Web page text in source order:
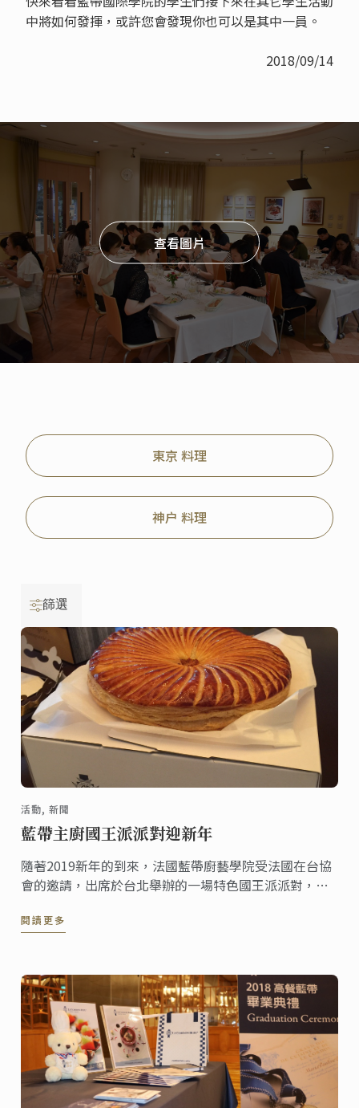
中將如何發揮，或許您會發現你也可以是其中一員。
2018/09/14
查看圖片
東京 料理
神户 料理
篩選
活動, 新聞
藍帶主廚國王派派對迎新年
隨著2019新年的到來，法國藍帶廚藝學院受法國在台協
會的邀請，出席於台北舉辦的一場特色國王派派對，每
以法式的傳統慶祝方式，迎接新的一年到來。
閱讀更多